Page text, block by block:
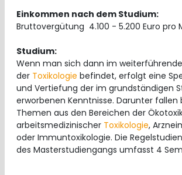
Einkommen nach dem Studium:
Bruttovergütung 4.100 - 5.200 Euro pro
Studium:
Wenn man sich dann im
der Toxikologie befindet, erfolgt eine
und Vertiefung der im grundständigen
erworbenen Kenntnisse. Darunter fallen
Themen aus den Bereichen der
arbeitsmedizinischer Toxikologie,
oder Immuntoxikologie. Die
des Masterstudiengangs umfasst 4